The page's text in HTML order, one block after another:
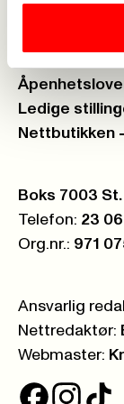
Ledige
Nettbutikken
Postboks:
Boks 7003
Telefon: 23
Org.nr.: 971
Ansvarlig
Nettredaktør:
Webmaster: